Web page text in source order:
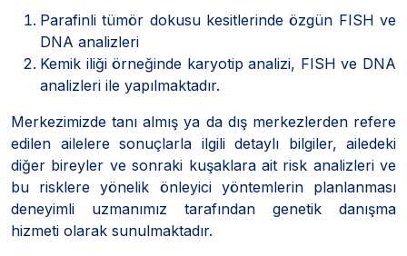
Parafinli tümör dokusu kesitlerinde özgün FISH ve
DNA analizleri
Kemik iliği örneğinde karyotip analizi, FISH ve DNA
analizleri ile yapılmaktadır.
Merkezimizde tanı almış ya da dış merkezlerden refere
edilen ailelere sonuçlarla ilgili detaylı bilgiler, ailedeki
diğer bireyler ve sonraki kuşaklara ait risk analizleri ve
bu risklere yönelik önleyici yöntemlerin planlanması
deneyimli uzmanımız tarafından genetik danışma
hizmeti olarak sunulmaktadır.